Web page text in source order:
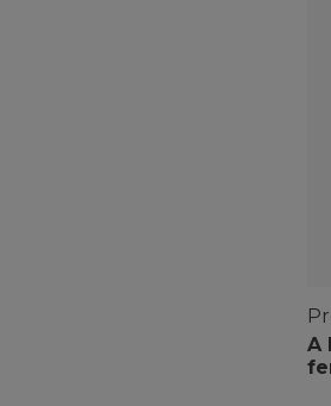
A